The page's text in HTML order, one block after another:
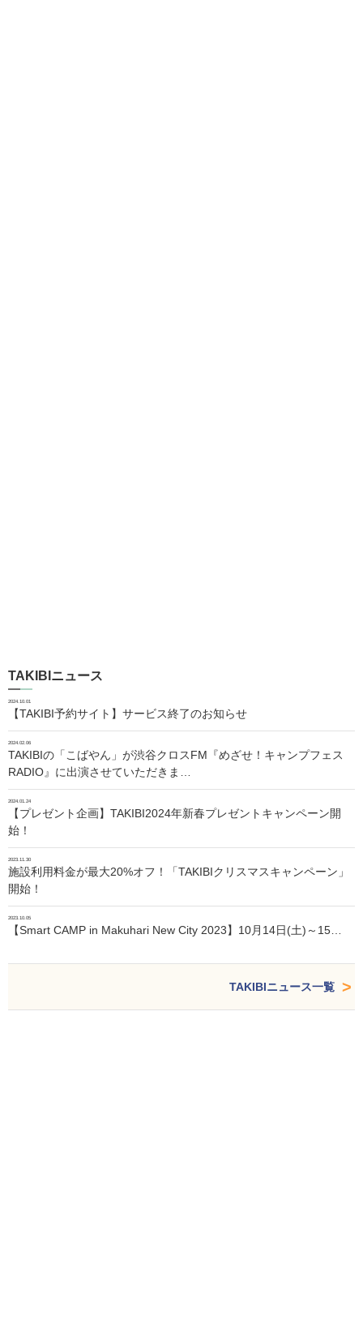
TAKIBIニュース
2024.10.01
【TAKIBI予約サイト】サービス終了のお知らせ
2024.02.06
TAKIBIの「こばやん」が渋谷クロスFM『めざせ！キャンプフェス
RADIO』に出演させていただきま…
2024.01.24
【プレゼント企画】TAKIBI2024年新春プレゼントキャンペーン開
始！
2023.11.30
施設利用料金が最大20%オフ！「TAKIBIクリスマスキャンペーン」
開始！
2023.10.05
【Smart CAMP in Makuhari New City 2023】10月14日(土)～15…
TAKIBIニュース一覧